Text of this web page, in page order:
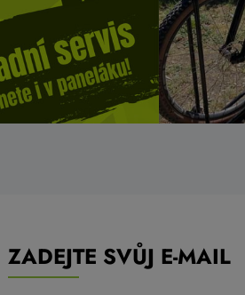
ZADEJTE SVŮJ E-MAIL